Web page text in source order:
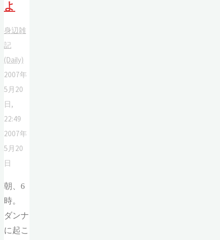
よ
身辺雑
記
(Daily)
2007年
5月20
日,
22:49
2007年
5月20
日
朝、6
時。
ダンナ
に起こ